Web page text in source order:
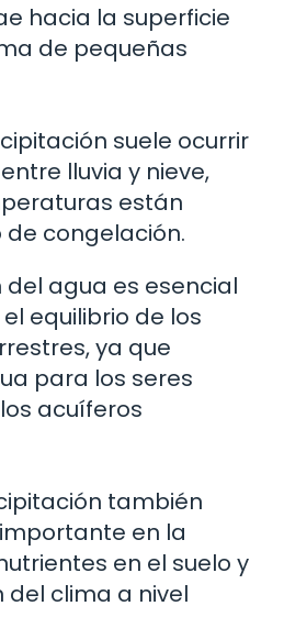
hacia la superficie
de pequeñas
suele ocurrir
lluvia y nieve,
están
congelación.
agua es esencial
equilibrio de los
ya que
para los seres
acuíferos
también
en la
en el suelo y
del clima a nivel